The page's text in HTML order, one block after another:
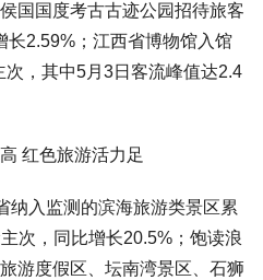
国国度考古古迹公园招待旅客
长2.59%；江西省博物馆入馆
，其中5月3日客流峰值达2.4
红色旅游活力足
纳入监测的滨海旅游类景区累
次，同比增长20.5%；饱读浪
游度假区、坛南湾景区、石狮